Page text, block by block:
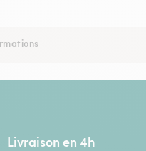
Livraison en 4h